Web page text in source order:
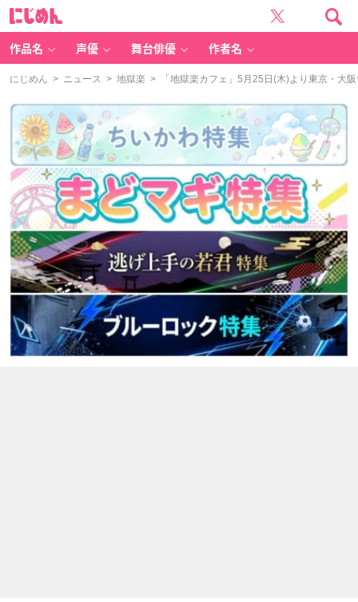
作品名 声優 舞台俳優 作者名
にじめん > ニュース > 地獄楽 > 「地獄楽カフェ」5月25日(木)より東京・大